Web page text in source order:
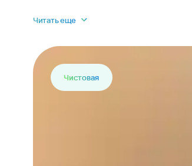
Читать еще
Чистовая